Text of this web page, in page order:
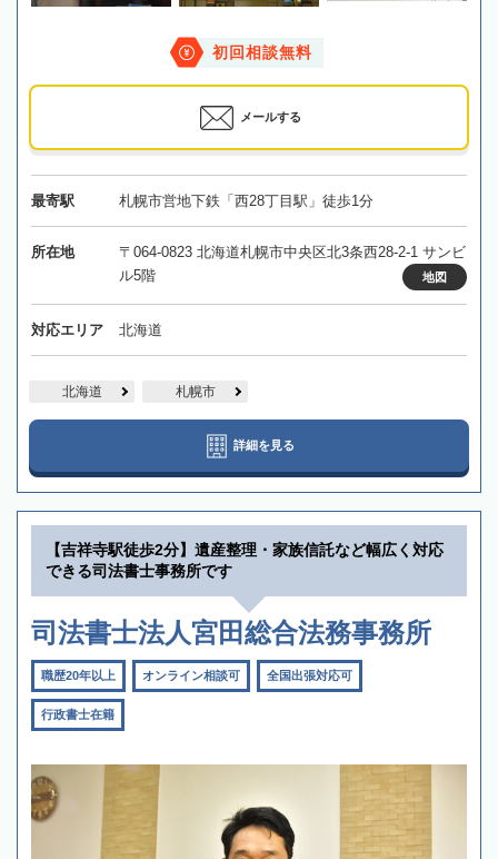
初回相談無料
メールする
最寄駅 札幌市営地下鉄「西28丁目駅」徒歩1分
所在地
〒064-0823 北海道札幌市中央区北3条西28-2-1 サンビ
ル5階
地図
対応エリア 北海道
北海道 札幌市
詳細を見る
【吉祥寺駅徒歩2分】遺産整理・家族信託など幅広く対応
できる司法書士事務所です
司法書士法人宮田総合法務事務所
職歴20年以上 オンライン相談可 全国出張対応可
行政書士在籍